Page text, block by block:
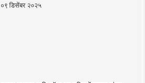
०९ डिसेंबर २०२५